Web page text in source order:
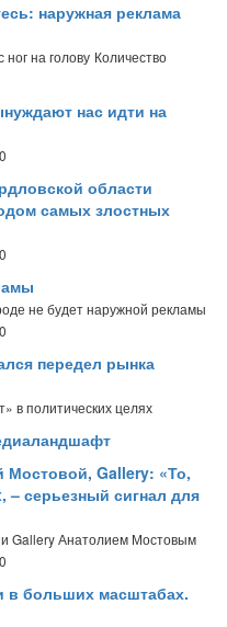
наружная реклама
на голову Количество
нас идти на
области
самых злостных
не будет наружной рекламы
передел рынка
в политических целях
Мостовой, Gallery: «То,
серьезный сигнал для
Gallery Анатолием Мостовым
в больших масштабах.